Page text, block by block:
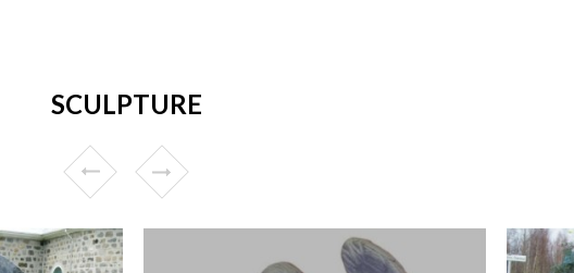
SCULPTURE